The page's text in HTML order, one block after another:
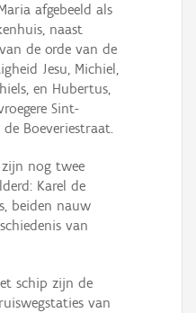
afgebeeld als
naast
de orde van de
Jesu, Michiel,
en Hubertus,
Sint-
Boeveriestraat.
nog twee
Karel de
beiden nauw
van
schip zijn de
van